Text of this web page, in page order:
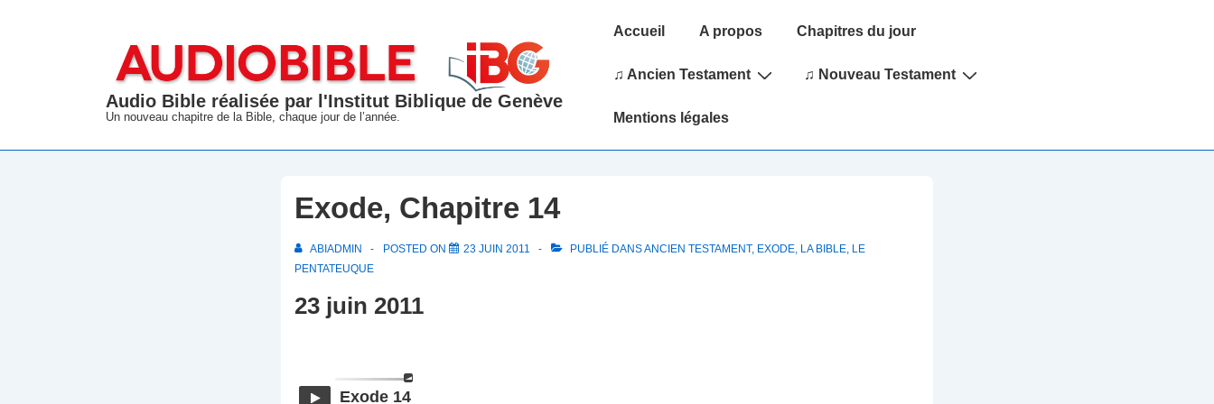
Audio Bible réalisée par l'Institut Biblique de Genève
Un nouveau chapitre de la Bible, chaque jour de l’année.
Main
Accueil A propos Chapitres du jour
♫ Ancien Testament ♫ Nouveau Testament
Mentions légales
Exode, Chapitre 14
ABIADMIN POSTED ON 23 JUIN 2011 PUBLIÉ DANSANCIEN TESTAMENT, EXODE, LA BIBLE, LE
PENTATEUQUE
23 juin 2011
Exode 14